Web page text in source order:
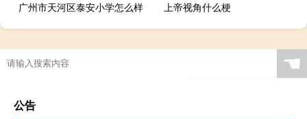
广州市天河区泰安小学怎么样
上帝视角什么梗
☚
公告